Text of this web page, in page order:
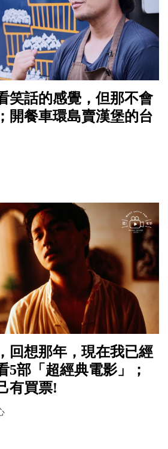
笑話的感覺，但那不會
開餐車環島賣漢堡的台
回想那年，現在我已經
5部「超經典電影」；
有買票!